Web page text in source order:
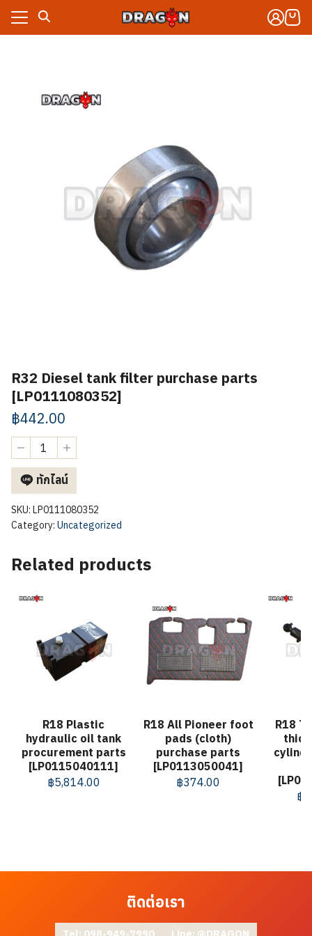
Skip
R32 Diesel tank filter purchase parts
[LP0111080352]
฿442.00
Diesel
tank
filter
purchase
parts
[LP0111080352]
ทักไลน์
SKU: LP0111080352
Category: Uncategorized
Related products
R18 Plastic
hydraulic oil tank
procurement parts
[LP0115040111]
฿5,814.00
R18 All Pioneer foot
pads (cloth)
purchase parts
[LP0113050041]
฿374.00
R18
฿
ติดต่อเรา